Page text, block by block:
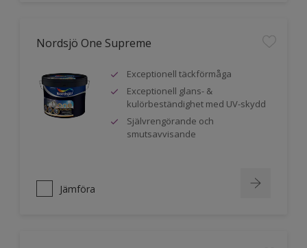
Nordsjö One Supreme
Exceptionell täckförmåga
Exceptionell glans- &
kulörbeständighet med UV-skydd
Självrengörande och
smutsavvisande
Jämföra